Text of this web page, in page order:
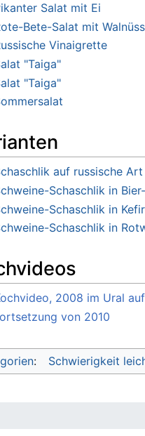
Salat mit Ei
Bete-Salat mit
Vinaigrette
"Taiga"
"Taiga"
auf russische Art
Schaschlik in
Schaschlik in
Schaschlik in
2008 im Ural
von 2010
: Schwierigkeit